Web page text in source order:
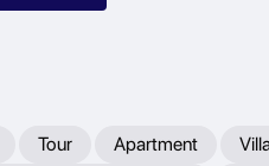
Tour Apartment